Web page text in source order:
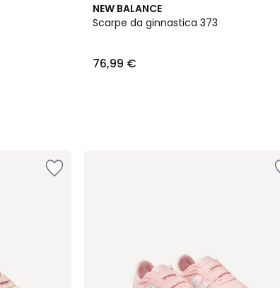
NEW BALANCE
Scarpe da ginnastica 373
76,99 €